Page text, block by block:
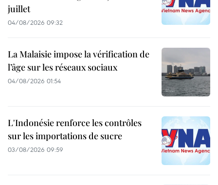
juillet
04/08/2026 09:32
La Malaisie impose la vérification de
l’âge sur les réseaux sociaux
04/08/2026 01:54
L'Indonésie renforce les contrôles
sur les importations de sucre
03/08/2026 09:59